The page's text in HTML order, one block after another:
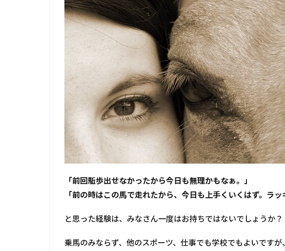
「前回駈歩出せなかったから今日も無理かもなぁ。」
「前の時はこの馬で走れたから、今日も上手くいくはず。ラッ
と思った経験は、みなさん一度はお持ちではないでしょうか？
乗馬のみならず、他のスポーツ、仕事でも学校でもよいです